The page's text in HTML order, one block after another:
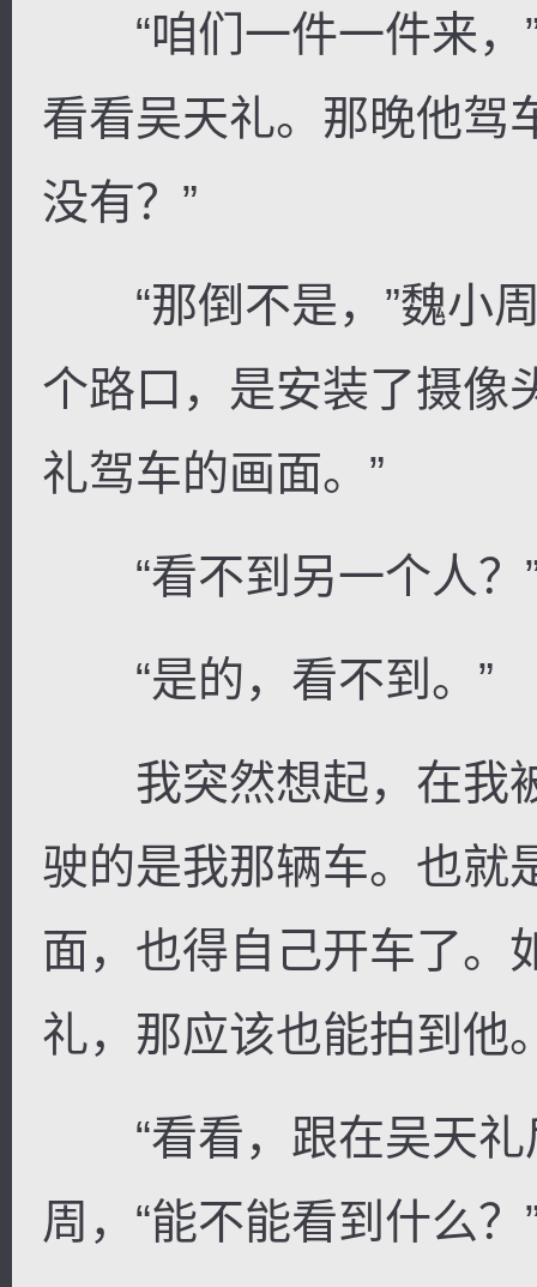
“咱们一件一件来，”
看看吴天礼。那晚他驾
没有？”
“那倒不是，”魏小周
个路口，是安装了摄像
礼驾车的画面。”
“看不到另一个人？
“是的，看不到。”
我突然想起，在我
驶的是我那辆车。也就
面，也得自己开车了。
礼，那应该也能拍到他
“看看，跟在吴天礼
周，“能不能看到什么？